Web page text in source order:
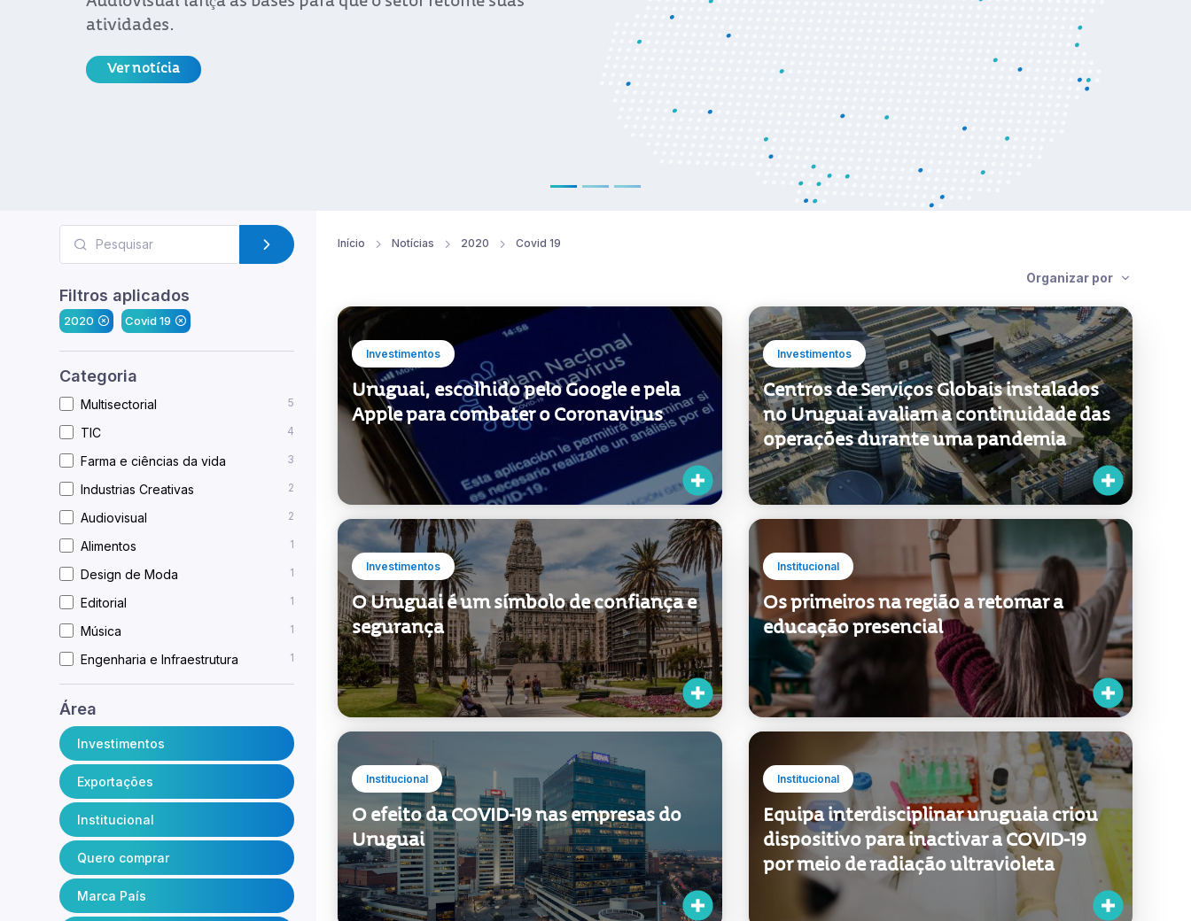
Filtros aplicados
2020 Covid 19
Categoria
Multisectorial 5
TIC 4
Farma e ciências da vida 3
Industrias Creativas 2
Audiovisual 2
Alimentos 1
Design de Moda 1
Editorial 1
Música 1
Engenharia e Infraestrutura 1
Área
Investimentos
Exportações
Institucional
Quero comprar
Marca País
Início Notícias 2020 Covid 19
Organizar por
Investimentos
Uruguai, escolhido pelo Google e pela
Apple para combater o Coronavirus
Investimentos
Centros de Serviços Globais instalados
no Uruguai avaliam a continuidade das
operações durante uma pandemia
Investimentos
O Uruguai é um símbolo de confiança e
segurança
Institucional
Os primeiros na região a retomar a
educação presencial
Institucional
O efeito da COVID-19 nas empresas do
Uruguai
Institucional
Equipa interdisciplinar uruguaia criou
dispositivo para inactivar a COVID-19
por meio de radiação ultravioleta